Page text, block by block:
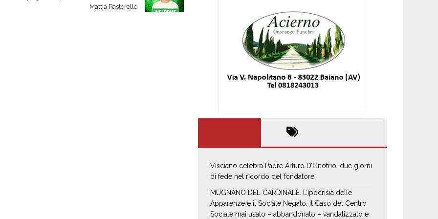
Mattia Pastorello
Visciano celebra Padre Arturo D’Onofrio: due giorni
di fede nel ricordo del fondatore
MUGNANO DEL CARDINALE. L’Ipocrisia delle
Apparenze e il Sociale Negato: il Caso del Centro
Sociale mai usato – abbandonato – vandalizzato e